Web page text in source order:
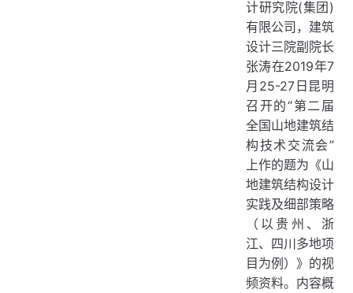
计研究院(集团)
有限公司，建筑
设计三院副院长
张涛在2019年7
月25-27日昆明
召开的“第二届
全国山地建筑结
构技术交流会”
上作的题为《山
地建筑结构设计
实践及细部策略
（以贵州、浙
江、四川多地项
目为例）》的视
频资料。内容概